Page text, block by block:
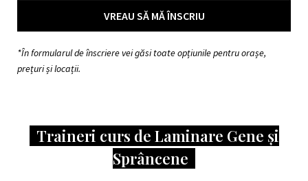
VREAU SĂ MĂ ÎNSCRIU
*În formularul de înscriere vei găsi toate opțiunile pentru orașe,
prețuri și locații.
Traineri curs de Laminare Gene și
Sprâncene